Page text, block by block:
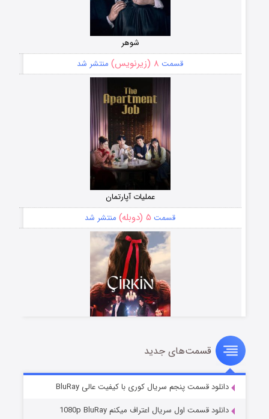
شوهر
قسمت ۸ (زیرنویس) منتشر شد
عملیات آپارتمان
قسمت ۵ (دوبله) منتشر شد
سریال زشت
قسمت۲ (زیرنویس) منتشر شد
قسمت‌های جدید
دانلود قسمت پنجم سریال کوری با کیفیت عالی BluRay
دانلود قسمت اول سریال اعتراف میکنم 1080p BluRay